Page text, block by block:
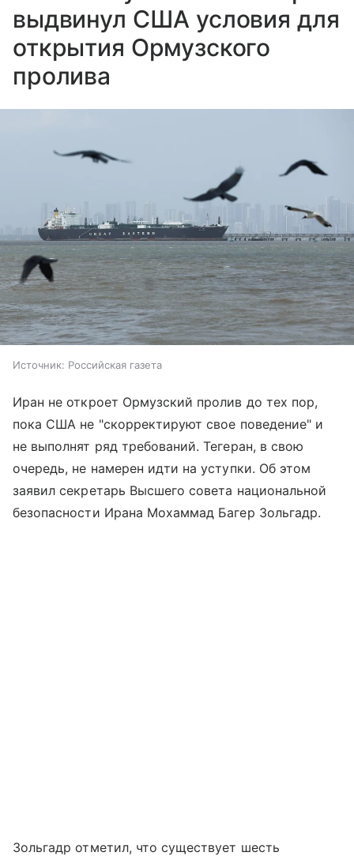
выдвинул США условия для
открытия Ормузского
пролива
Источник: Российская газета
Иран не откроет Ормузский пролив до тех пор,
пока США не "скорректируют свое поведение" и
не выполнят ряд требований. Тегеран, в свою
очередь, не намерен идти на уступки. Об этом
заявил секретарь Высшего совета национальной
безопасности Ирана Мохаммад Багер Зольгадр.
Зольгадр отметил, что существует шесть